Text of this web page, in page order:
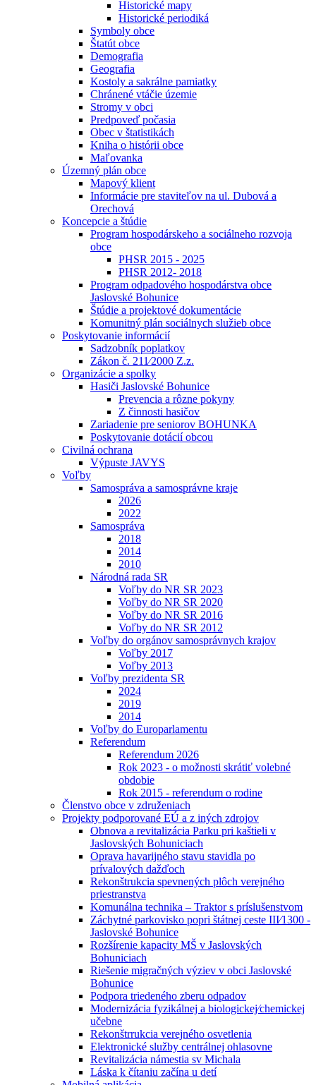
Historické mapy
Historické periodiká
Symboly obce
Štatút obce
Demografia
Geografia
Kostoly a sakrálne pamiatky
Chránené vtáčie územie
Stromy v obci
Predpoveď počasia
Obec v štatistikách
Kniha o histórii obce
Maľovanka
Územný plán obce
Mapový klient
Informácie pre staviteľov na ul. Dubová a
Orechová
Koncepcie a štúdie
Program hospodárskeho a sociálneho rozvoja
obce
PHSR 2015 - 2025
PHSR 2012- 2018
Program odpadového hospodárstva obce
Jaslovské Bohunice
Štúdie a projektové dokumentácie
Komunitný plán sociálnych služieb obce
Poskytovanie informácií
Sadzobník poplatkov
Zákon č. 211⁄2000 Z.z.
Organizácie a spolky
Hasiči Jaslovské Bohunice
Prevencia a rôzne pokyny
Z činnosti hasičov
Zariadenie pre seniorov BOHUNKA
Poskytovanie dotácií obcou
Civilná ochrana
Výpuste JAVYS
Voľby
Samospráva a samosprávne kraje
2026
2022
Samospráva
2018
2014
2010
Národná rada SR
Voľby do NR SR 2023
Voľby do NR SR 2020
Voľby do NR SR 2016
Voľby do NR SR 2012
Voľby do orgánov samosprávnych krajov
Voľby 2017
Voľby 2013
Voľby prezidenta SR
2024
2019
2014
Voľby do Europarlamentu
Referendum
Referendum 2026
Rok 2023 - o možnosti skrátiť volebné
obdobie
Rok 2015 - referendum o rodine
Členstvo obce v združeniach
Projekty podporované EÚ a z iných zdrojov
Obnova a revitalizácia Parku pri kaštieli v
Jaslovských Bohuniciach
Oprava havarijného stavu stavidla po
prívalových dažďoch
Rekonštrukcia spevnených plôch verejného
priestranstva
Komunálna technika – Traktor s príslušenstvom
Záchytné parkovisko popri štátnej ceste III⁄1300 -
Jaslovské Bohunice
Rozšírenie kapacity MŠ v Jaslovských
Bohuniciach
Riešenie migračných výziev v obci Jaslovské
Bohunice
Podpora triedeného zberu odpadov
Modernizácia fyzikálnej a biologickej⁄chemickej
učebne
Rekonštrrukcia verejného osvetlenia
Elektronické služby centrálnej ohlasovne
Revitalizácia námestia sv Michala
Láska k čítaniu začína u detí